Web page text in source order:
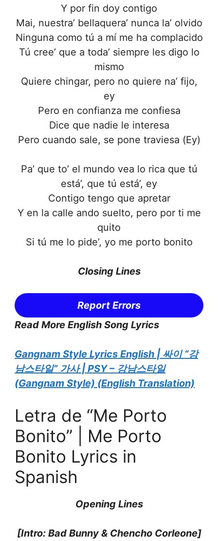
Y por fin doy contigo
Mai, nuestra’ bellaquera’ nunca la’ olvido
Ninguna como tú a mí me ha complacido
Tú cree’ que a toda’ siempre les digo lo
mismo
Quiere chingar, pero no quiere na’ fijo,
ey
Pero en confianza me confiesa
Dice que nadie le interesa
Pero cuando sale, se pone traviesa (Ey)
Pa’ que to’ el mundo vea lo rica que tú
está’, que tú está’, ey
Contigo tengo que apretar
Y en la calle ando suelto, pero por ti me
quito
Si tú me lo pide’, yo me porto bonito
Closing Lines
Report Errors
Read More English Song Lyrics
Gangnam Style Lyrics English | 싸이 “강
남스타일” 가사 | PSY – 강남스타일
(Gangnam Style) (English Translation)
Letra de “Me Porto
Bonito” | Me Porto
Bonito Lyrics in
Spanish
Opening Lines
[Intro: Bad Bunny & Chencho Corleone]